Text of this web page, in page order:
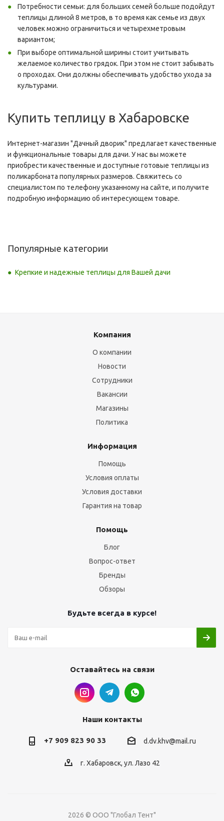
Потребности семьи: для больших семей больше подойдут
теплицы длиной 8 метров, в то время как семье из двух
человек можно ограничиться и четырехметровым
вариантом;
При выборе оптимальной ширины стоит учитывать
желаемое количество грядок. При этом не стоит забывать
о проходах. Они должны обеспечивать удобство ухода за
культурами.
Купить теплицу в Хабаровске
Интернет-магазин "Дачный дворик" предлагает качественные
и функциональные товары для дачи. У нас вы можете
приобрести качественные и доступные готовые теплицы из
поликарбоната популярных размеров. Свяжитесь со
специалистом по телефону указанному на сайте, и получите
подробную информацию об интересующем товаре.
Популярные категории
Крепкие и надежные теплицы для Вашей дачи
Компания
О компании
Новости
Сотрудники
Вакансии
Магазины
Политика
Информация
Помощь
Условия оплаты
Условия доставки
Гарантия на товар
Помощь
Блог
Вопрос-ответ
Бренды
Обзоры
Будьте всегда в курсе!
Оставайтесь на связи
Наши контакты
+7 909 823 90 33 d.dv.khv@mail.ru
г. Хабаровск, ул. Лазо 42
2026 © ООО "Глобал Тент"